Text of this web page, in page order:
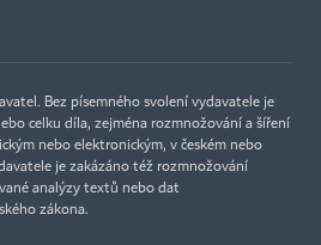
Bez písemného svolení vydavatele je
celku díla, zejména rozmnožování a šíření
nebo elektronickým, v českém nebo
je zakázáno též rozmnožování
analýzy textů nebo dat
zákona.